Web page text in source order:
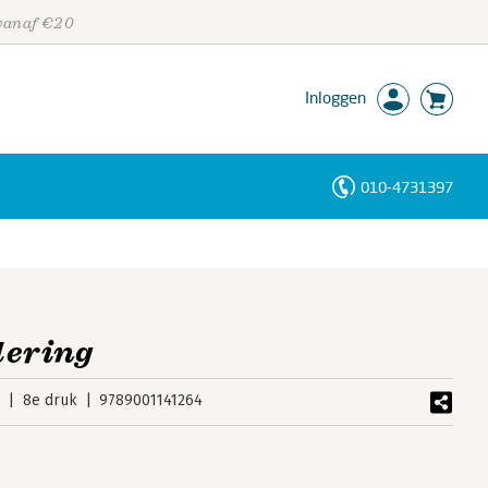
€20
Inloggen
010-4731397
8e druk 9789001141264
Personen